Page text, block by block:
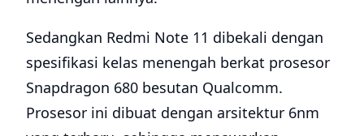
Sedangkan Redmi Note 11 dibekali dengan
spesifikasi kelas menengah berkat prosesor
Snapdragon 680 besutan Qualcomm.
Prosesor ini dibuat dengan arsitektur 6nm